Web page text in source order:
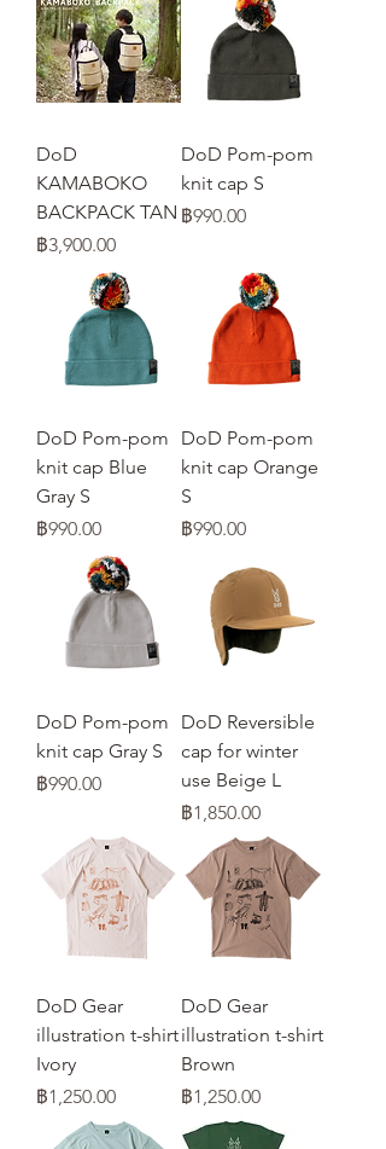
DoD
KAMABOKO
BACKPACK TAN
ราคา
฿3,900.00
DoD Pom-pom
knit cap S
ราคา
฿990.00
DoD Pom-pom
knit cap Blue
Gray S
ราคา
฿990.00
DoD Pom-pom
knit cap Orange
S
ราคา
฿990.00
DoD Pom-pom
knit cap Gray S
ราคา
฿990.00
DoD Reversible
cap for winter
use Beige L
ราคา
฿1,850.00
DoD Gear
illustration t-shirt
Ivory
ราคา
฿1,250.00
DoD Gear
illustration t-shirt
Brown
ราคา
฿1,250.00